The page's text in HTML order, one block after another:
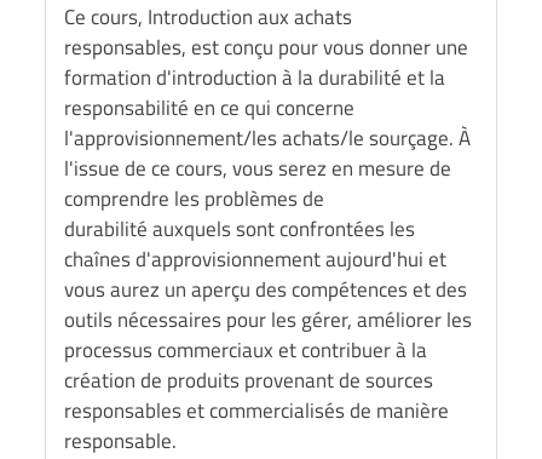
Ce cours, Introduction aux achats
responsables, est conçu pour vous donner une
formation d'introduction à la durabilité et la
responsabilité en ce qui concerne
l'approvisionnement/les achats/le sourçage. À
l'issue de ce cours, vous serez en mesure de
comprendre les problèmes de
durabilité auxquels sont confrontées les
chaînes d'approvisionnement aujourd'hui et
vous aurez un aperçu des compétences et des
outils nécessaires pour les gérer, améliorer les
processus commerciaux et contribuer à la
création de produits provenant de sources
responsables et commercialisés de manière
responsable.